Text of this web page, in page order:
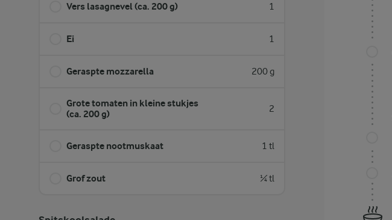
Vers lasagnevel (ca. 200 g) 1
Ei 1
Geraspte mozzarella 200 g
Grote tomaten in kleine stukjes
(ca. 200 g)
2
Geraspte nootmuskaat 1 tl
Grof zout ¼ tl